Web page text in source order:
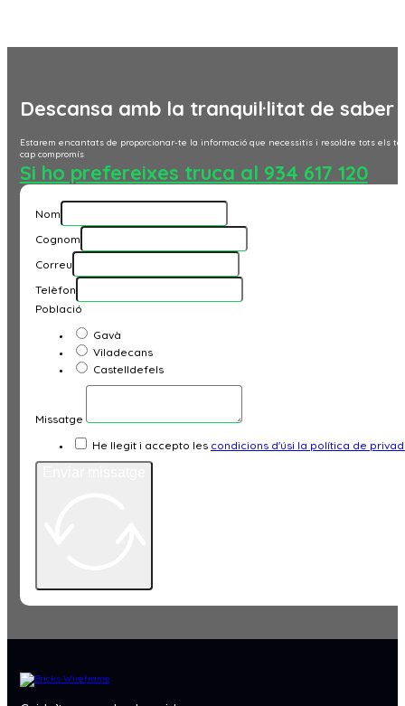
Descansa amb la tranquil·litat de saber
Estarem encantats de proporcionar-te la informació que necessitis i resoldre tots els
cap compromís
Si ho prefereixes truca al 934 617 120
Nom
Cognom
Correu
Telèfon
Població
Gavà
Viladecans
Castelldefels
Missatge
He llegit i accepto les condicions d'úsi la política de